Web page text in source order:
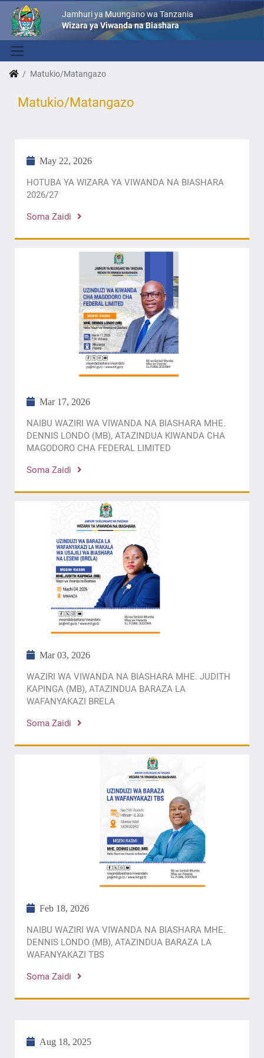
Jamhuri ya Muungano wa Tanzania
Wizara ya Viwanda na Biashara
Matukio/Matangazo
Matukio/Matangazo
May 22, 2026
HOTUBA YA WIZARA YA VIWANDA NA BIASHARA
2026/27
Soma Zaidi
Mar 17, 2026
NAIBU WAZIRI WA VIWANDA NA BIASHARA MHE.
DENNIS LONDO (MB), ATAZINDUA KIWANDA CHA
MAGODORO CHA FEDERAL LIMITED
Soma Zaidi
Mar 03, 2026
WAZIRI WA VIWANDA NA BIASHARA MHE. JUDITH
KAPINGA (MB), ATAZINDUA BARAZA LA
WAFANYAKAZI BRELA
Soma Zaidi
Feb 18, 2026
NAIBU WAZIRI WA VIWANDA NA BIASHARA MHE.
DENNIS LONDO (MB), ATAZINDUA BARAZA LA
WAFANYAKAZI TBS
Soma Zaidi
Aug 18, 2025